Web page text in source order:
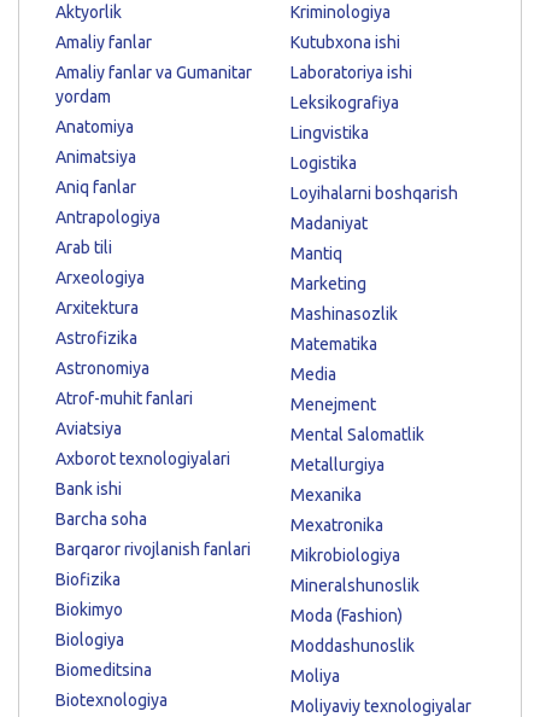
Aktyorlik
Amaliy fanlar
Amaliy fanlar va Gumanitar
yordam
Anatomiya
Animatsiya
Aniq fanlar
Antrapologiya
Arab tili
Arxeologiya
Arxitektura
Astrofizika
Astronomiya
Atrof-muhit fanlari
Aviatsiya
Axborot texnologiyalari
Bank ishi
Barcha soha
Barqaror rivojlanish fanlari
Biofizika
Biokimyo
Biologiya
Biomeditsina
Biotexnologiya
Kriminologiya
Kutubxona ishi
Laboratoriya ishi
Leksikografiya
Lingvistika
Logistika
Loyihalarni boshqarish
Madaniyat
Mantiq
Marketing
Mashinasozlik
Matematika
Media
Menejment
Mental Salomatlik
Metallurgiya
Mexanika
Mexatronika
Mikrobiologiya
Mineralshunoslik
Moda (Fashion)
Moddashunoslik
Moliya
Moliyaviy texnologiyalar